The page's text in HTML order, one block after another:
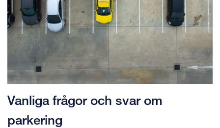
Vanliga frågor och svar om
parkering